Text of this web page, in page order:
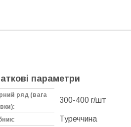
параметри
ряд (вага
300-400 г/шт
Туреччина